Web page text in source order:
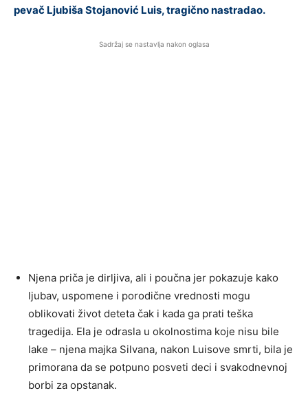
pevač Ljubiša Stojanović Luis, tragično nastradao.
Sadržaj se nastavlja nakon oglasa
Njena priča je dirljiva, ali i poučna jer pokazuje kako
ljubav, uspomene i porodične vrednosti mogu
oblikovati život deteta čak i kada ga prati teška
tragedija. Ela je odrasla u okolnostima koje nisu bile
lake – njena majka Silvana, nakon Luisove smrti, bila je
primorana da se potpuno posveti deci i svakodnevnoj
borbi za opstanak.